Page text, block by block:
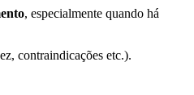
, especialmente quando há
contraindicações etc.).